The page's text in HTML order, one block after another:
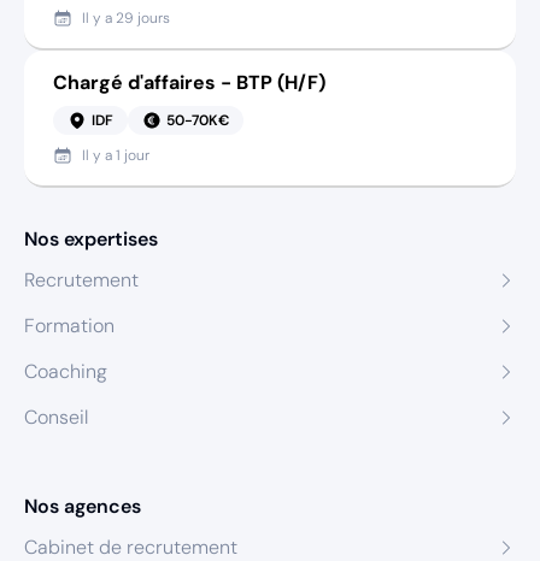
Il y a 29 jours
Chargé d'affaires - BTP (H/F)
IDF
50-70K€
Il y a1 jour
Nos expertises
Recrutement
Formation
Coaching
Conseil
Nos agences
Cabinet de recrutement